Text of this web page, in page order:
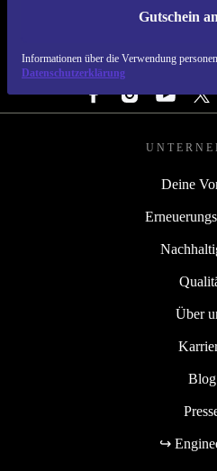
Gutschein
Informationen über die Verwendung
Datenschutzerklärung
REFURBED
FOLGE
Deine
Über
Blog
↪